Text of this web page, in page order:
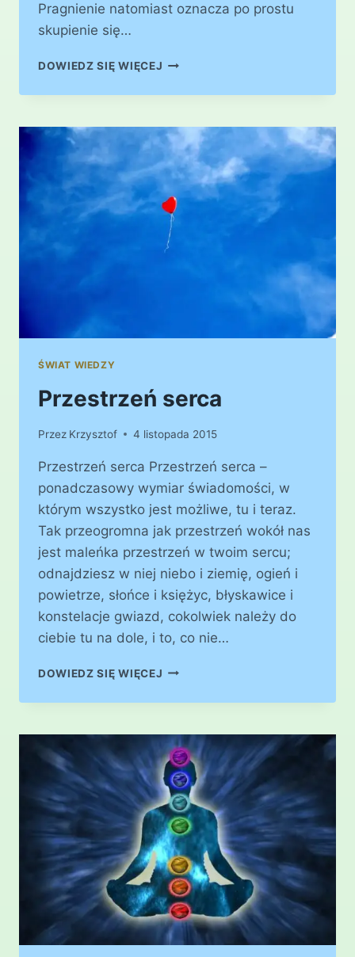
Pragnienie natomiast oznacza po prostu
skupienie się…
DOWIEDZ SIĘ WIĘCEJ MOC
ŚWIAT WIEDZY
Przestrzeń serca
Przez Krzysztof 4 listopada 2015
Przestrzeń serca Przestrzeń serca –
ponadczasowy wymiar świadomości, w
którym wszystko jest możliwe, tu i teraz.
Tak przeogromna jak przestrzeń wokół nas
jest maleńka przestrzeń w twoim sercu;
odnajdziesz w niej niebo i ziemię, ogień i
powietrze, słońce i księżyc, błyskawice i
konstelacje gwiazd, cokolwiek należy do
ciebie tu na dole, i to, co nie…
DOWIEDZ SIĘ WIĘCEJ PRZESTRZEŃ